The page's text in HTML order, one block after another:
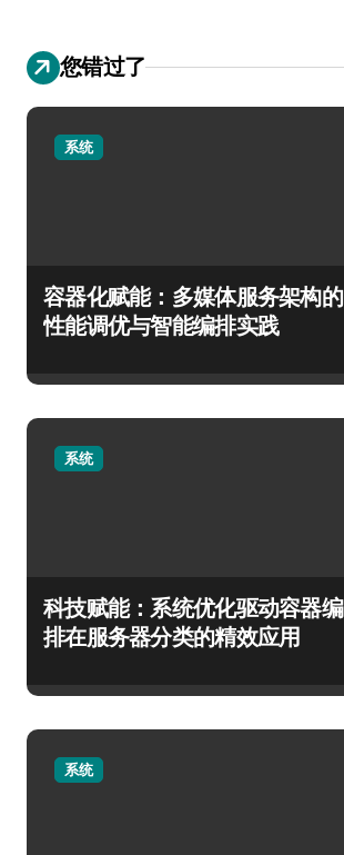
您错过了
系统
容器化赋能：多媒体服务架构的
性能调优与智能编排实践
系统
科技赋能：系统优化驱动容器编
排在服务器分类的精效应用
系统